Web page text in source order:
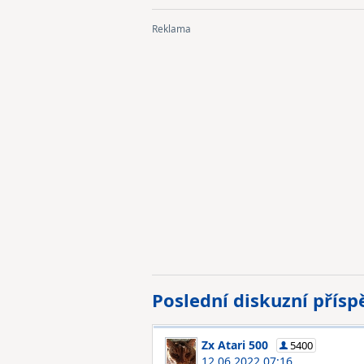
Poslední diskuzní
Zx Atari 500 5400